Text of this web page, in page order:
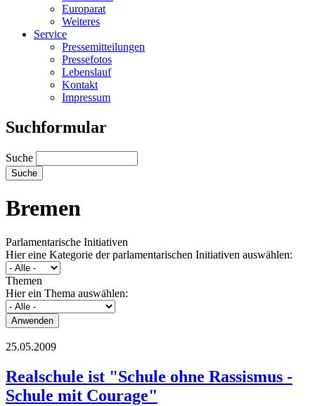
Europarat
Weiteres
Service
Pressemitteilungen
Pressefotos
Lebenslauf
Kontakt
Impressum
Suchformular
Suche
Bremen
Parlamentarische Initiativen
Hier eine Kategorie der parlamentarischen Initiativen auswählen:
Themen
Hier ein Thema auswählen:
25.05.2009
Realschule ist "Schule ohne Rassismus -
Schule mit Courage"